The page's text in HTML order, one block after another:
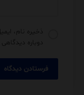
ذخیره نام،
دوباره